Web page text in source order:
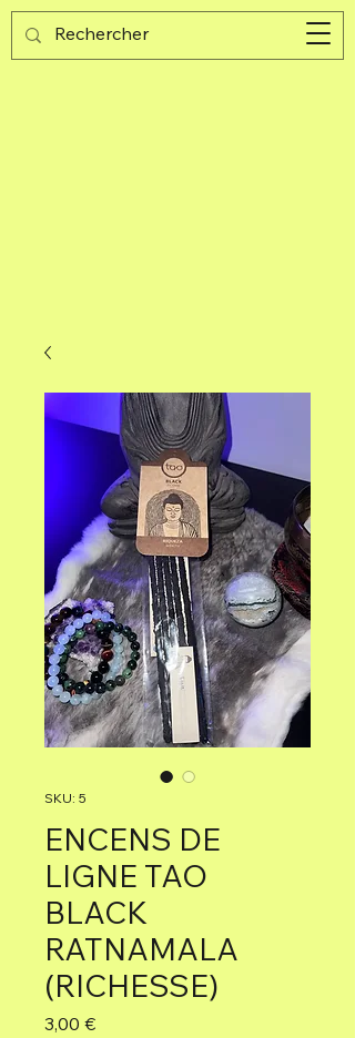
Guijad
SKU: 5
ENCENS DE
LIGNE TAO
BLACK
RATNAMALA
(RICHESSE)
3,00 €Precio